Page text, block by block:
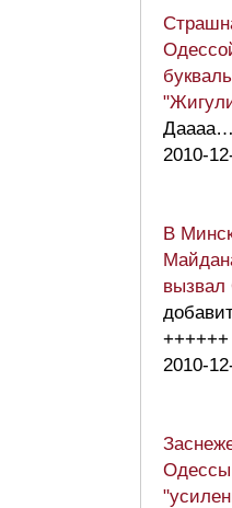
2010-
В
++++++
2010-
Одессы